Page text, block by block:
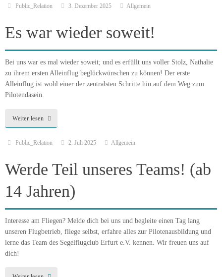
Public_Relation 3. Dezember 2025 Allgemein
Es war wieder soweit!
Bei uns war es mal wieder soweit; und es erfüllt uns voller Stolz, Nathalie
zu ihrem ersten Alleinflug beglückwünschen zu können! Der erste
Alleinflug ist wohl einer der zentralsten Schritte hin auf dem Weg zum
Pilotendasein.
Weiter lesen
Public_Relation 2. Juli 2025 Allgemein
Werde Teil unseres Teams! (ab
14 Jahren)
Interesse am Fliegen? Melde dich bei uns und begleite einen Tag lang
unseren Flugbetrieb, fliege selbst, erfahre alles zur Pilotenausbildung und
lerne das Team des Segelflugclub Erfurt e.V. kennen. Wir freuen uns auf
dich!